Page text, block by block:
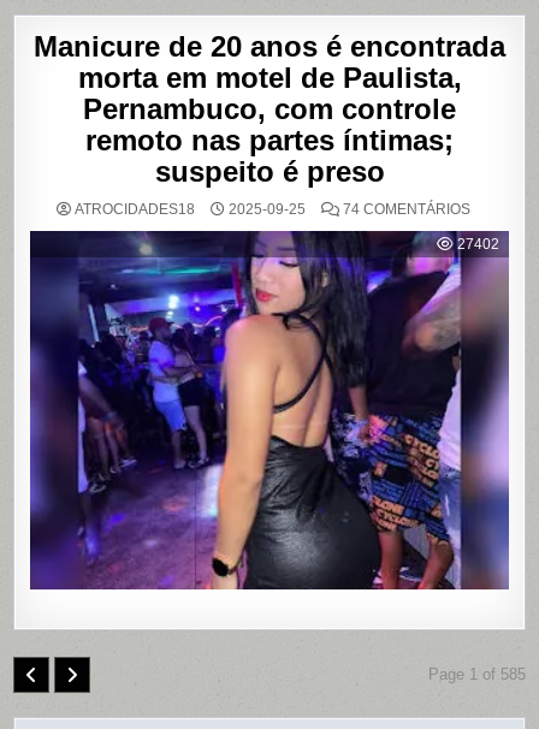
Manicure de 20 anos é encontrada
morta em motel de Paulista,
Pernambuco, com controle
remoto nas partes íntimas;
suspeito é preso
ATROCIDADES18 2025-09-25 74 COMENTÁRIOSEM
DE
20
ANOS
EM
MOTEL
COM
REMOTO
PARTES
É
27402
Page 1 of 585